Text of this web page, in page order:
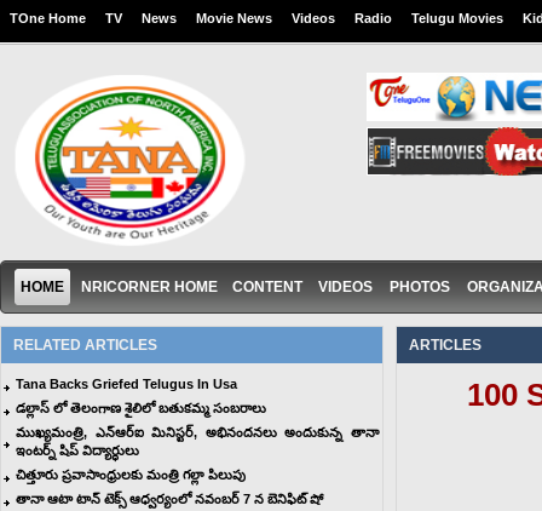
TOne Home TV News Movie News Videos Radio Telugu Movies
HOME NRICORNER HOME CONTENT VIDEOS PHOTOS
RELATED ARTICLES
Tana Backs Griefed Telugus In Usa
డల్లాస్ లో తెలంగాణ శైలిలో బతుకమ్మ సంబరాలు
ముఖ్యమంత్రి, ఎన్ఆర్ఐ మినిస్టర్, అభినందనలు అందుకున్న తానా
ఇంటర్న్ షిప్ విద్యార్ధులు
చిత్తూరు ప్రవాసాంధ్రులకు మంత్రి గల్లా పిలుపు
తానా ఆటా టాన్ టెక్స్ ఆధ్వర్యంలో నవంబర్ 7 న బెనిఫిట్ షో
ARTICLES
100